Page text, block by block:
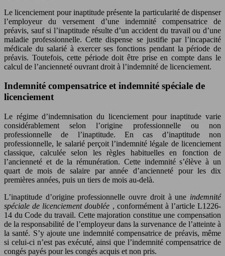
Le licenciement pour inaptitude présente la particularité de dispenser
l’employeur du versement d’une indemnité compensatrice de
préavis, sauf si l’inaptitude résulte d’un accident du travail ou d’une
maladie professionnelle. Cette dispense se justifie par l’incapacité
médicale du salarié à exercer ses fonctions pendant la période de
préavis. Toutefois, cette période doit être prise en compte dans le
calcul de l’ancienneté ouvrant droit à l’indemnité de licenciement.
Indemnité compensatrice et indemnité spéciale de
licenciement
Le régime d’indemnisation du licenciement pour inaptitude varie
considérablement selon l’origine professionnelle ou non
professionnelle de l’inaptitude. En cas d’inaptitude non
professionnelle, le salarié perçoit l’indemnité légale de licenciement
classique, calculée selon les règles habituelles en fonction de
l’ancienneté et de la rémunération. Cette indemnité s’élève à un
quart de mois de salaire par année d’ancienneté pour les dix
premières années, puis un tiers de mois au-delà.
L’inaptitude d’origine professionnelle ouvre droit à une indemnité
spéciale de licenciement doublée , conformément à l’article L1226-
14 du Code du travail. Cette majoration constitue une compensation
de la responsabilité de l’employeur dans la survenance de l’atteinte à
la santé. S’y ajoute une indemnité compensatrice de préavis, même
si celui-ci n’est pas exécuté, ainsi que l’indemnité compensatrice de
congés payés pour les congés acquis et non pris.